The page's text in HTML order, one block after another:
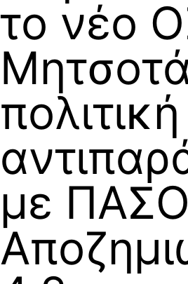
το νέο
πολιτική
με